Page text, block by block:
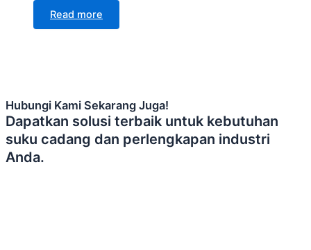
Read more
Hubungi Kami Sekarang Juga!
Dapatkan solusi terbaik untuk kebutuhan
suku cadang dan perlengkapan industri
Anda.